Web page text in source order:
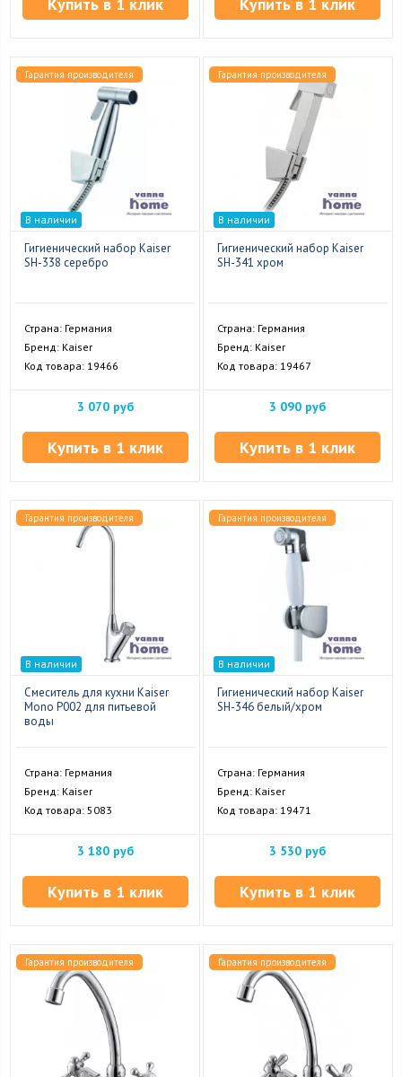
Гарантия производителя
В наличии
Гигиенический набор Kaiser
SH-338 серебро
Страна: Германия
Бренд: Kaiser
Код товара: 19466
3 070 руб
Купить в 1 клик
Гарантия производителя
В наличии
Гигиенический набор Kaiser
SH-341 хром
Страна: Германия
Бренд: Kaiser
Код товара: 19467
3 090 руб
Купить в 1 клик
Гарантия производителя
В наличии
Смеситель для кухни Kaiser
Mono P002 для питьевой
воды
Страна: Германия
Бренд: Kaiser
Код товара: 5083
3 180 руб
Купить в 1 клик
Гарантия производителя
В наличии
Гигиенический набор Kaiser
SH-346 белый/хром
Страна: Германия
Бренд: Kaiser
Код товара: 19471
3 530 руб
Купить в 1 клик
Гарантия производителя Гарантия производителя